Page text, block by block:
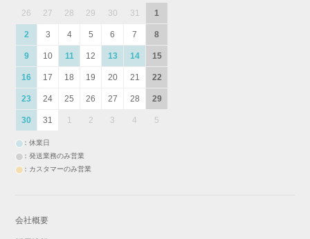
26 27 28 29 30 31 1
2 3 4 5 6 7 8
9 10 11 12 13 14 15
16 17 18 19 20 21 22
23 24 25 26 27 28 29
30 31 1 2 3 4 5
：休業日
：発送業務のみ営業
：カスタマーのみ営業
会社概要